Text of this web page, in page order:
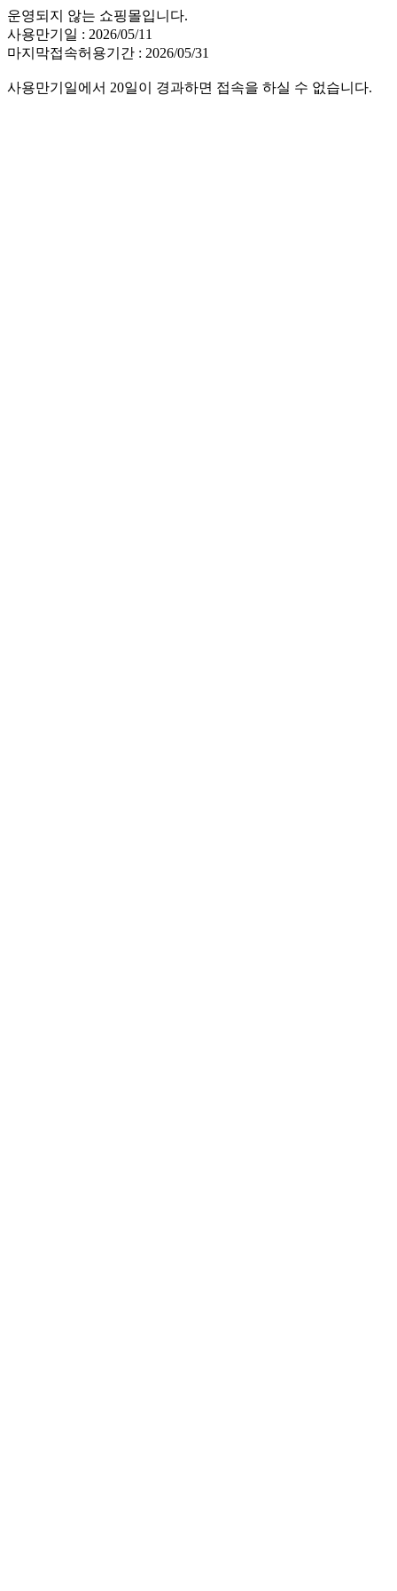
운영되지 않는 쇼핑몰입니다.
사용만기일 : 2026/05/11
마지막접속허용기간 : 2026/05/31
사용만기일에서 20일이 경과하면 접속을 하실 수 없습니다.